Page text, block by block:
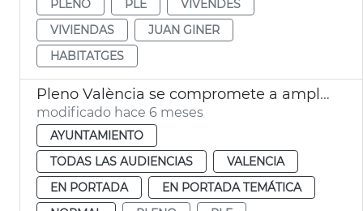
PLENO
PLE
VIVENDES
VIVIENDAS
JUAN GINER
HABITATGES
Pleno València se compromete a ampliar ayudas al alquiler
modificado hace 6 meses
AYUNTAMIENTO
TODAS LAS AUDIENCIAS
VALENCIA
EN PORTADA
EN PORTADA TEMÁTICA